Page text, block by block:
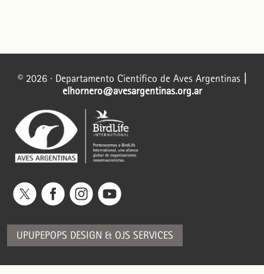
© 2026 · Departamento Científico de Aves Argentinas
elhornero@avesargentinas.org.ar
UPUPEPOPS DESIGN & OJS SERVICES